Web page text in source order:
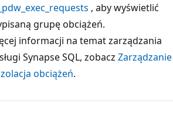
, aby wyświetlić
grupę obciążeń.
informacji na temat zarządzania
Synapse SQL, zobacz Zarządzanie
obciążeń.